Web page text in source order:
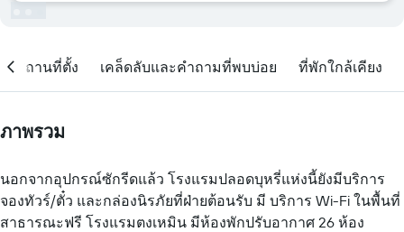
สถานที่ตั้ง เคล็ดลับและคำถามที่พบบ่อย ที่พักใกล้เคียง
ภาพรวม
นอกจากอุปกรณ์ซักรีดแล้ว โรงแรมปลอดบุหรี่แห่งนี้ยังมีบริการ
จองทัวร์/ตั๋ว และกล่องนิรภัยที่ฝ่ายต้อนรับ มี บริการ Wi-Fi ในพื้นที่
สาธารณะฟรี โรงแรมตงเหมิน มีห้องพักปรับอากาศ 26 ห้อง